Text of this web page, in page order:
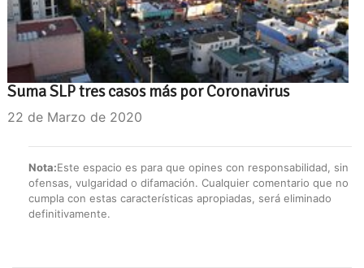
Suma SLP tres casos más por Coronavirus
22 de Marzo de 2020
Nota:Este espacio es para que opines con responsabilidad, sin
ofensas, vulgaridad o difamación. Cualquier comentario que no
cumpla con estas características apropiadas, será eliminado
definitivamente.